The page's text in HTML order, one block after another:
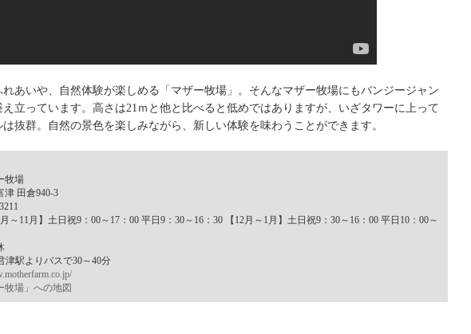
あいや、自然体験が楽しめる「マザー牧場」。そんなマザー牧場にもバンジージャン
立っています。高さは21ｍと他と比べると低めではありますが、いざタワーに上って
抜群。自然の景色を楽しみながら、新しい体験を味わうことができます。
牧場
津 田倉940-3
～11月】土日祝9：00～17：00 平日9：30～16：30 【12月～1月】土日祝9：30～16：00 平日10：00～
津駅よりバスで30～40分
牧場」への地図